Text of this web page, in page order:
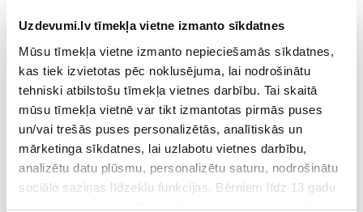
Uzdevumi.lv tīmekļa vietne izmanto sīkdatnes
Mūsu tīmekļa vietne izmanto nepieciešamās sīkdatnes,
kas tiek izvietotas pēc noklusējuma, lai nodrošinātu
tehniski atbilstošu tīmekļa vietnes darbību. Tai skaitā
mūsu tīmekļa vietnē var tikt izmantotas pirmās puses
un/vai trešās puses personalizētās, analītiskās un
mārketinga sīkdatnes, lai uzlabotu vietnes darbību,
analizētu datu plūsmu, personalizētu saturu, nodrošinātu
sociālo saziņas līdzekļu funkcijas. Bērniem līdz 13 gadu
vecumam pirms izvēles veikšanas ir jāprasa vecāka vai
0
Skolas profils
Reģistrētie skolotāji
Statistika
Šajā skolā šobrīd nav reģistrējies neviens